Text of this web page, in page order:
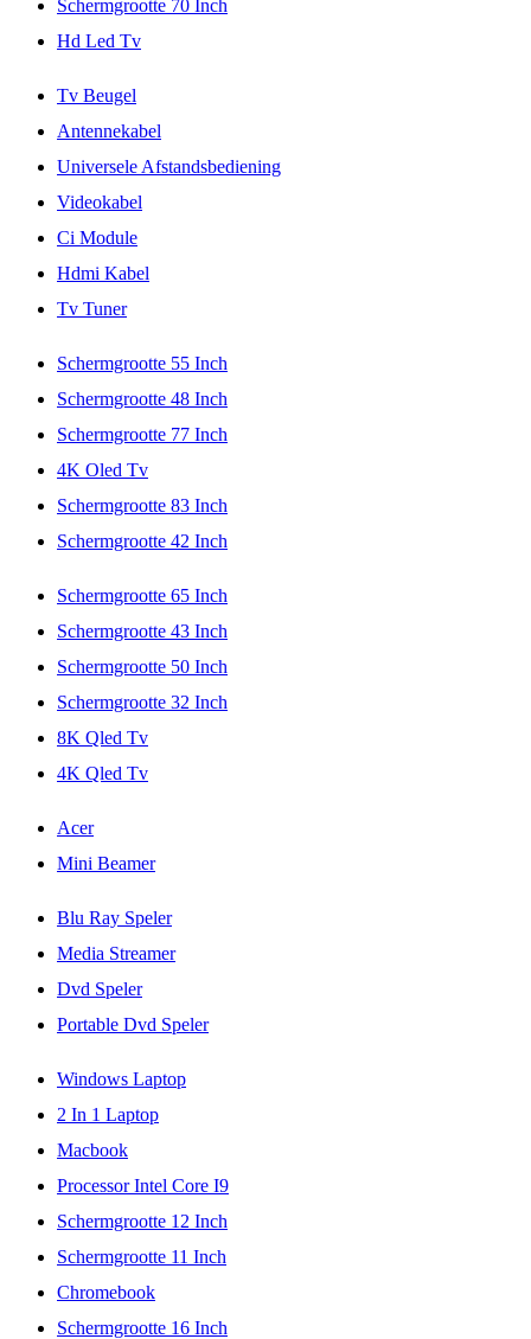
Schermgrootte 70 Inch
Hd Led Tv
Tv Beugel
Antennekabel
Universele Afstandsbediening
Videokabel
Ci Module
Hdmi Kabel
Tv Tuner
Schermgrootte 55 Inch
Schermgrootte 48 Inch
Schermgrootte 77 Inch
4K Oled Tv
Schermgrootte 83 Inch
Schermgrootte 42 Inch
Schermgrootte 65 Inch
Schermgrootte 43 Inch
Schermgrootte 50 Inch
Schermgrootte 32 Inch
8K Qled Tv
4K Qled Tv
Acer
Mini Beamer
Blu Ray Speler
Media Streamer
Dvd Speler
Portable Dvd Speler
Windows Laptop
2 In 1 Laptop
Macbook
Processor Intel Core I9
Schermgrootte 12 Inch
Schermgrootte 11 Inch
Chromebook
Schermgrootte 16 Inch